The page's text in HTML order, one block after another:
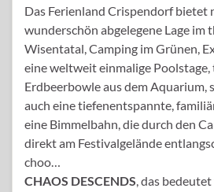
Das Ferienland Crispendorf bietet
wunderschön abgelegene Lage im
Wisentatal, Camping im Grünen,
eine weltweit einmalige
Erdbeerbowle aus dem Aquarium,
auch eine tiefenentspannte,
eine Bimmelbahn, die durch den
direkt am Festivalgelände
choo…
CHAOS DESCENDS , das